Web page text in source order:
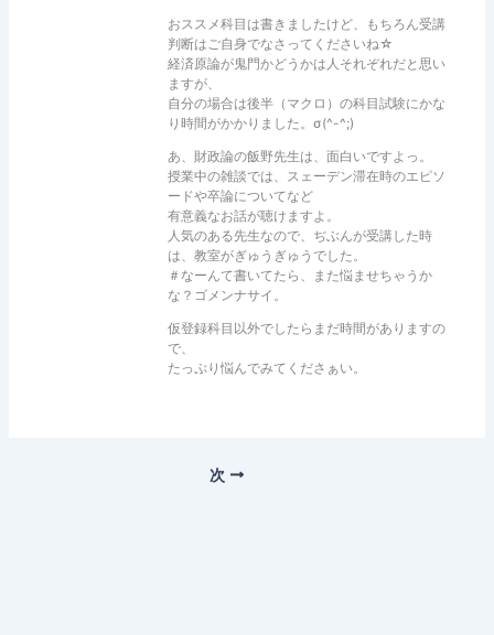
おススメ科目は書きましたけど、もちろん受講
判断はご自身でなさってくださいね☆
経済原論が鬼門かどうかは人それぞれだと思い
ますが、
自分の場合は後半（マクロ）の科目試験にかな
り時間がかかりました。σ(^-^;)
あ、財政論の飯野先生は、面白いですよっ。
授業中の雑談では、スェーデン滞在時のエピソ
ードや卒論についてなど
有意義なお話が聴けますよ。
人気のある先生なので、ぢぶんが受講した時
は、教室がぎゅうぎゅうでした。
＃なーんて書いてたら、また悩ませちゃうか
な？ゴメンナサイ。
仮登録科目以外でしたらまだ時間がありますの
で、
たっぷり悩んでみてくださぁい。
次